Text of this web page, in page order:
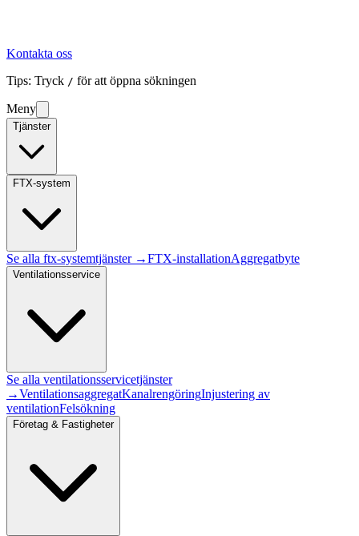
Kontakta oss
Tips: Tryck / för att öppna sökningen
Meny
Tjänster
FTX-system
Se alla ftx-systemtjänster →FTX-installationAggregatbyte
Ventilationsservice
Se alla ventilationsservicetjänster
→VentilationsaggregatKanalrengöringInjustering av
ventilationFelsökning
Företag & Fastigheter